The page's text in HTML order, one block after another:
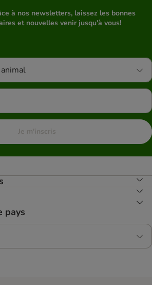
à nos newsletters, laissez les bonnes
et nouvelles venir jusqu'à vous!
Je m'inscris
pays